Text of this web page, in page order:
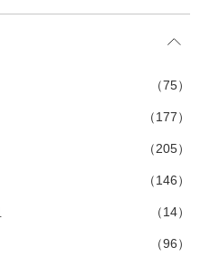
（75）
（177）
（205）
（146）
（14）
（96）